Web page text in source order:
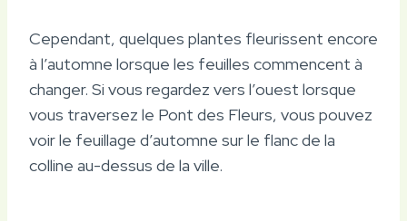
Cependant, quelques plantes fleurissent encore
à l’automne lorsque les feuilles commencent à
changer. Si vous regardez vers l’ouest lorsque
vous traversez le Pont des Fleurs, vous pouvez
voir le feuillage d’automne sur le flanc de la
colline au-dessus de la ville.